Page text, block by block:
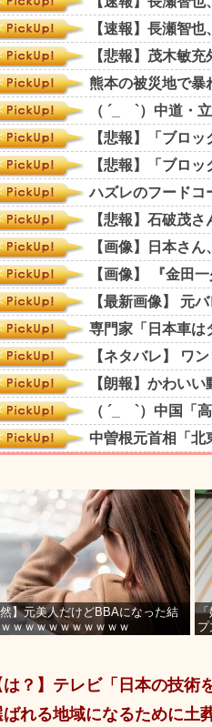
然】元美人だけどBBAになった結
ｗｗｗｗｗｗｗｗｗｗ
「
は？】テレビ「日本の技
ばれる地域になるために土